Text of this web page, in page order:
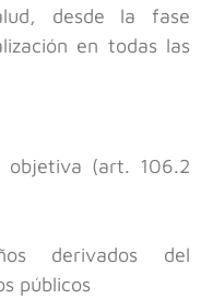
desde la fase
en todas las
objetiva (art. 106.2
derivados del
públicos